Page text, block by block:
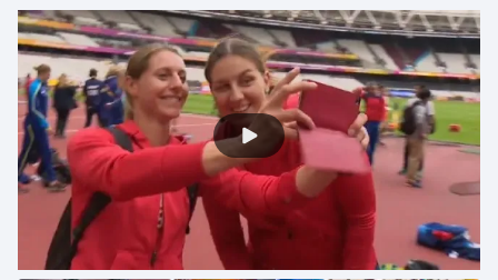
Rychlobruslení
Rychlostní kanoistika
Short track
Sportovní střelba
Stolní tenis